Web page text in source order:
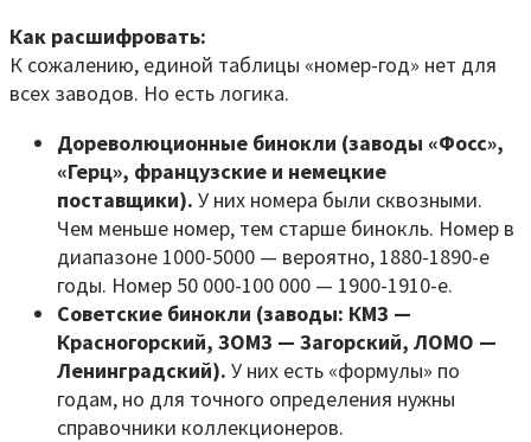
Как расшифровать:
К сожалению, единой таблицы «номер-год» нет для
всех заводов. Но есть логика.
Дореволюционные бинокли (заводы «Фосс»,
«Герц», французские и немецкие
поставщики). У них номера были сквозными.
Чем меньше номер, тем старше бинокль. Номер в
диапазоне 1000-5000 — вероятно, 1880-1890-е
годы. Номер 50 000-100 000 — 1900-1910-е.
Советские бинокли (заводы: КМЗ —
Красногорский, ЗОМЗ — Загорский, ЛОМО —
Ленинградский). У них есть «формулы» по
годам, но для точного определения нужны
справочники коллекционеров.